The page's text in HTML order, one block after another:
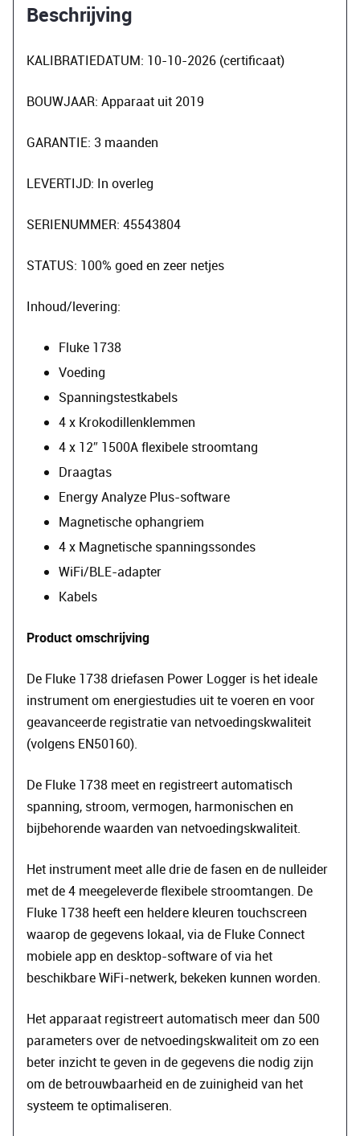
(gebruikt)
Beschrijving
KALIBRATIEDATUM: 10-10-2026 (certificaat)
BOUWJAAR: Apparaat uit 2019
GARANTIE: 3 maanden
LEVERTIJD: In overleg
SERIENUMMER: 45543804
STATUS: 100% goed en zeer netjes
Inhoud/levering:
Fluke 1738
Voeding
Spanningstestkabels
4 x Krokodillenklemmen
4 x 12″ 1500A flexibele stroomtang
Draagtas
Energy Analyze Plus-software
Magnetische ophangriem
4 x Magnetische spanningssondes
WiFi/BLE-adapter
Kabels
Product omschrijving
De Fluke 1738 driefasen Power Logger is het ideale
instrument om energiestudies uit te voeren en voor
geavanceerde registratie van netvoedingskwaliteit
(volgens EN50160).
De Fluke 1738 meet en registreert automatisch
spanning, stroom, vermogen, harmonischen en
bijbehorende waarden van netvoedingskwaliteit.
Het instrument meet alle drie de fasen en de nulleider
met de 4 meegeleverde flexibele stroomtangen. De
Fluke 1738 heeft een heldere kleuren touchscreen
waarop de gegevens lokaal, via de Fluke Connect
mobiele app en desktop-software of via het
beschikbare WiFi-netwerk, bekeken kunnen worden.
Het apparaat registreert automatisch meer dan 500
parameters over de netvoedingskwaliteit om zo een
beter inzicht te geven in de gegevens die nodig zijn
om de betrouwbaarheid en de zuinigheid van het
systeem te optimaliseren.